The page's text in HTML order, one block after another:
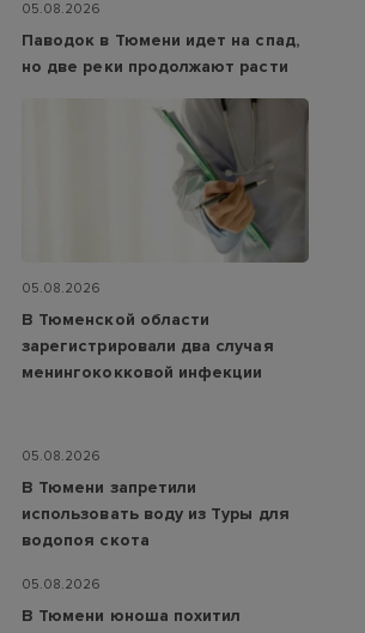
05.08.2026
Паводок в Тюмени идет на спад,
но две реки продолжают расти
05.08.2026
В Тюменской области
зарегистрировали два случая
менингококковой инфекции
05.08.2026
В Тюмени запретили
использовать воду из Туры для
водопоя скота
05.08.2026
В Тюмени юноша похитил